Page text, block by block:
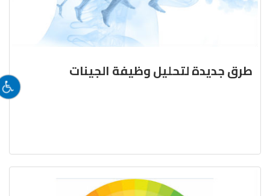
طرق جديدة لتحليل وظيفة الجينات